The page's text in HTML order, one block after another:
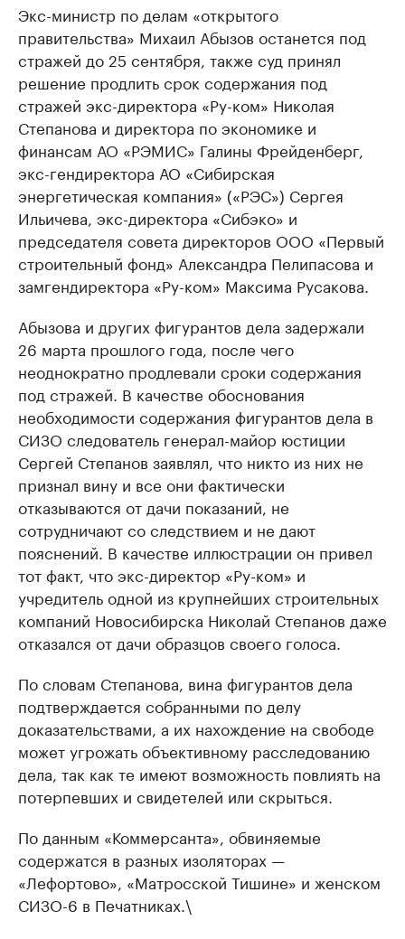
Экс-министр по делам «открытого
правительства» Михаил Абызов останется под
стражей до 25 сентября, также суд принял
решение продлить срок содержания под
стражей экс-директора «Ру-ком» Николая
Степанова и директора по экономике и
финансам АО «РЭМИС» Галины Фрейденберг,
экс-гендиректора АО «Сибирская
энергетическая компания» («РЭС») Сергея
Ильичева, экс-директора «Сибэко» и
председателя совета директоров ООО «Первый
строительный фонд» Александра Пелипасова и
замгендиректора «Ру-ком» Максима Русакова.
Абызова и других фигурантов дела задержали
26 марта прошлого года, после чего
неоднократно продлевали сроки содержания
под стражей. В качестве обоснования
необходимости содержания фигурантов дела в
СИЗО следователь генерал-майор юстиции
Сергей Степанов заявлял, что никто из них не
признал вину и все они фактически
отказываются от дачи показаний, не
сотрудничают со следствием и не дают
пояснений. В качестве иллюстрации он привел
тот факт, что экс-директор «Ру-ком» и
учредитель одной из крупнейших строительных
компаний Новосибирска Николай Степанов даже
отказался от дачи образцов своего голоса.
По словам Степанова, вина фигурантов дела
подтверждается собранными по делу
доказательствами, а их нахождение на свободе
может угрожать объективному расследованию
дела, так как те имеют возможность повлиять на
потерпевших и свидетелей или скрыться.
По данным «Коммерсанта», обвиняемые
содержатся в разных изоляторах —
«Лефортово», «Матросской Тишине» и женском
СИЗО-6 в Печатниках.\